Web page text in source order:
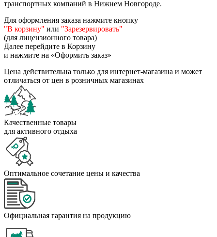
транспортных компаний в Нижнем Новгороде.
Для оформления заказа нажмите кнопку
"В корзину" или "Зарезервировать"
(для лицензионного товара)
Далее перейдите в Корзину
и нажмите на «Оформить заказ»
Цена действительна только для интернет-магазина и может
отличаться от цен в розничных магазинах
Качественные товары
для активного отдыха
Оптимальное сочетание цены и качества
Официальная гарантия на продукцию